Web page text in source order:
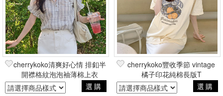
cherrykoko清爽好心情 排釦半
開襟格紋泡泡袖薄棉上衣
選購
cherrykoko豐收季節 vintage
橘子印花純棉長版T
選購